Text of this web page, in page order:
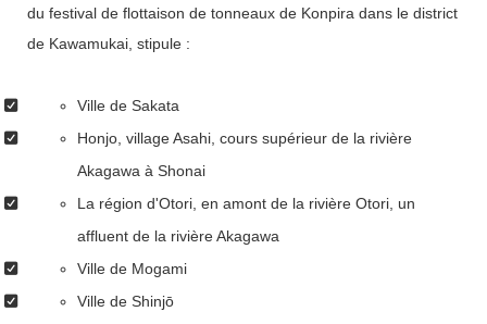
du festival de flottaison de tonneaux de Konpira dans le district
de Kawamukai, stipule :
Ville de Sakata
Honjo, village Asahi, cours supérieur de la rivière
Akagawa à Shonai
La région d'Otori, en amont de la rivière Otori, un
affluent de la rivière Akagawa
Ville de Mogami
Ville de Shinjō